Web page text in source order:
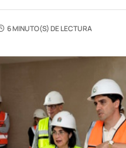
6 MINUTO(S) DE LECTURA